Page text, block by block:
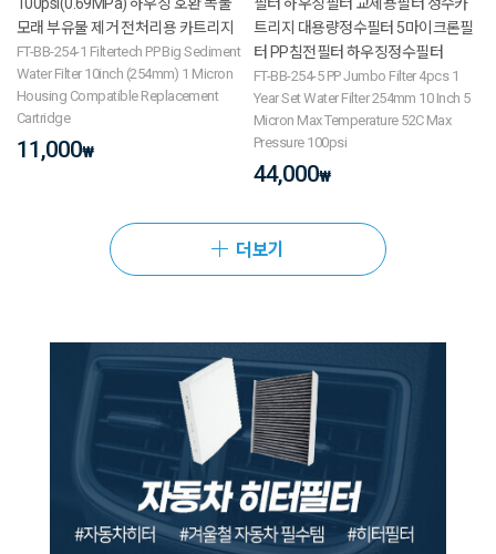
모래 부유물 제거 전처리용 카트리지
FT-BB-254-1 Filtertech PP Big Sediment
Water Filter 10inch (254mm) 1 Micron
Housing Compatible Replacement
Cartridge
11,000₩
트리지 대용량정수필터 5마이크론필
터 PP침전필터 하우징정수필터
FT-BB-254-5 PP Jumbo Filter 4pcs 1
Year Set Water Filter 254mm 10 Inch 5
Micron Max Temperature 52C Max
Pressure 100psi
44,000₩
더보기